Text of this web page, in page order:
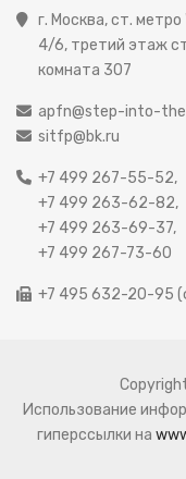
г. Москва, ст.
4/6, третий этаж
комната 307
apfn@step-into-
sitfp@bk.ru
+7 499 267-55-52,
+7 499 263-62-82,
+7 499 263-69-37,
+7 499 267-73-60
+7 495 632-20-95
Использование
гиперссылки на